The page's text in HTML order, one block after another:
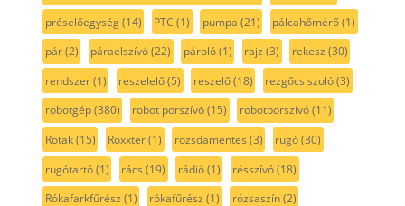
préselőegység(14) PTC (1) pumpa (21) pálcahőmérő(1)
pár(2) páraelszívó(22) pároló(1) rajz (3) rekesz (30)
rendszer(1) reszelelő(5) reszelő(18) rezgőcsiszoló(3)
robotgép(380) robot porszívó(15) robotporszívó(11)
Rotak(15) Roxxter(1) rozsdamentes (3) rugó(30)
rugótartó(1) rács (19) rádió(1) résszívó(18)
Rókafarkfűrész (1) rókafűrész (1) rózsaszín(2)